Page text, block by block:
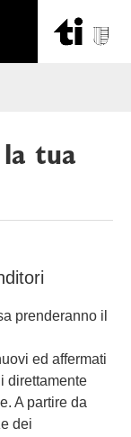
la tua
prenderanno il
ed affermati
direttamente
A partire da
dei